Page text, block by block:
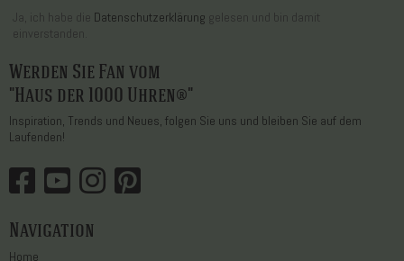
Ja, ich habe die Datenschutzerklärung gelesen und bin damit
einverstanden.
Werden Sie Fan vom
"Haus der 1000 Uhren®"
Inspiration, Trends und Neues, folgen Sie uns und bleiben Sie auf dem
Laufenden!
Navigation
Home